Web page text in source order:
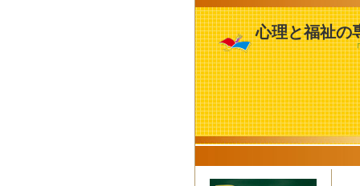
心理と福祉
「心理職」と「